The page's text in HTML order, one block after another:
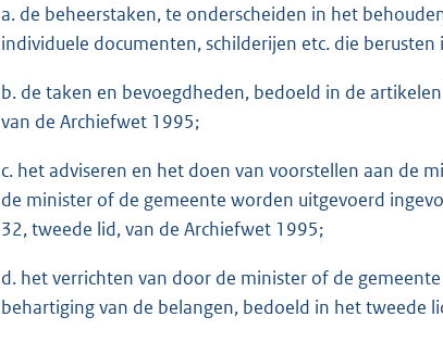
a. de beheerstaken, te onderscheiden in het
individuele documenten, schilderijen etc. die
b. de taken en bevoegdheden, bedoeld in de
van de Archiefwet 1995;
c. het adviseren en het doen van voorstellen aan de
de minister of de gemeente worden uitgevoerd
32, tweede lid, van de Archiefwet 1995;
d. het verrichten van door de minister of de
behartiging van de belangen, bedoeld in het tweede